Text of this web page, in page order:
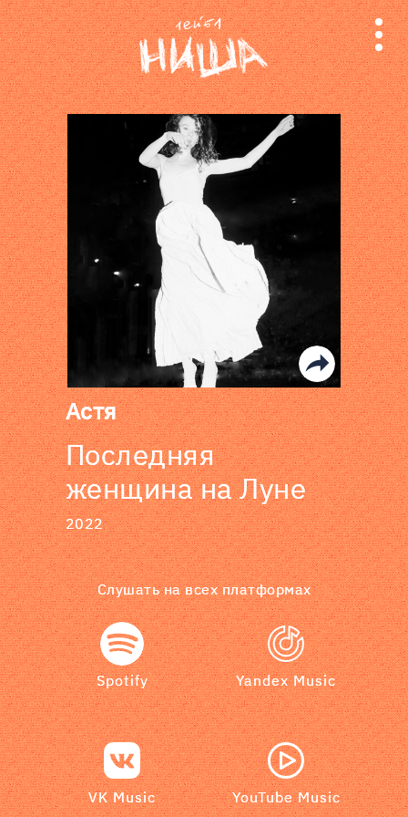
релизы
лейбл
поиск
Астя
Последняя
женщина на Луне
2022
Слушать на всех платформах
Spotify Yandex Music
VK Music YouTube Music